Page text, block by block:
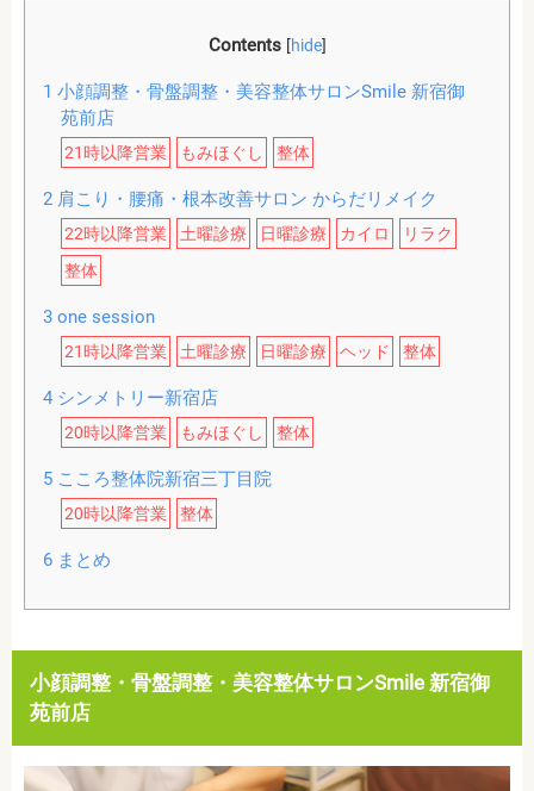
Contents [hide]
1 小顔調整・骨盤調整・美容整体サロンSmile 新宿御
苑前店
21時以降営業 もみほぐし 整体
2肩こり・腰痛・根本改善サロン からだリメイク
22時以降営業 土曜診療 日曜診療 カイロ
リラク
整体
3one session
21時以降営業 土曜診療 日曜診療 ヘッド 整体
4シンメトリー新宿店
20時以降営業 もみほぐし 整体
5こころ整体院新宿三丁目院
20時以降営業 整体
6まとめ
小顔調整・骨盤調整・美容整体サロンSmile 新宿御
苑前店